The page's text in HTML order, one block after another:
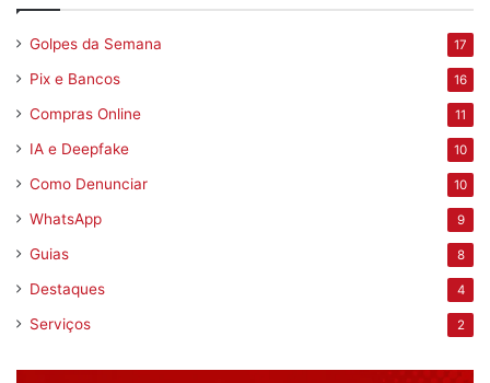
Golpes da Semana 17
Pix e Bancos 16
Compras Online 11
IA e Deepfake 10
Como Denunciar 10
WhatsApp 9
Guias 8
Destaques 4
Serviços 2